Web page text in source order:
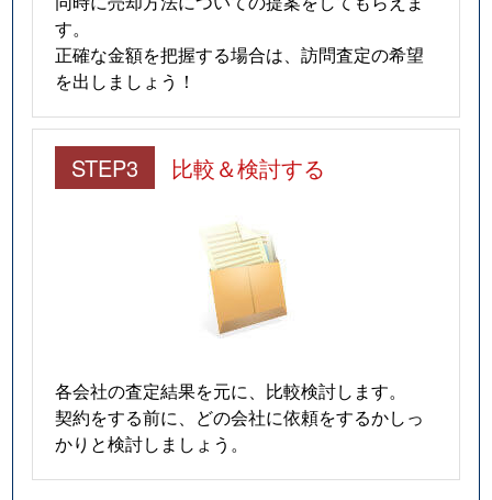
す。
正確な金額を把握する場合は、訪問査定の希望
を出しましょう！
STEP3 比較＆検討する
各会社の査定結果を元に、比較検討します。
契約をする前に、どの会社に依頼をするかしっ
かりと検討しましょう。